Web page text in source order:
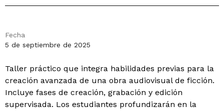
Fecha
5 de septiembre de 2025
Taller práctico que integra habilidades previas para la
creación avanzada de una obra audiovisual de ficción.
Incluye fases de creación, grabación y edición
supervisada. Los estudiantes profundizarán en la